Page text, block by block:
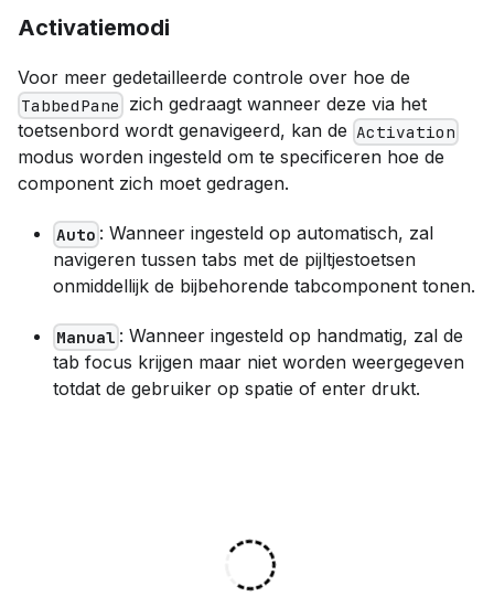
Activatiemodi
Voor meer gedetailleerde controle over hoe de
TabbedPane zich gedraagt wanneer deze via het
toetsenbord wordt genavigeerd, kan de Activation
modus worden ingesteld om te specificeren hoe de
component zich moet gedragen.
Auto : Wanneer ingesteld op automatisch, zal
navigeren tussen tabs met de pijltjestoetsen
onmiddellijk de bijbehorende tabcomponent tonen.
Manual : Wanneer ingesteld op handmatig, zal de
tab focus krijgen maar niet worden weergegeven
totdat de gebruiker op spatie of enter drukt.